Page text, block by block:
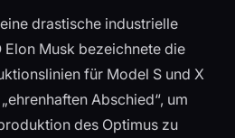
drastische industrielle
Elon Musk bezeichnete die
für Model S und X
Abschied“, um
des Optimus zu